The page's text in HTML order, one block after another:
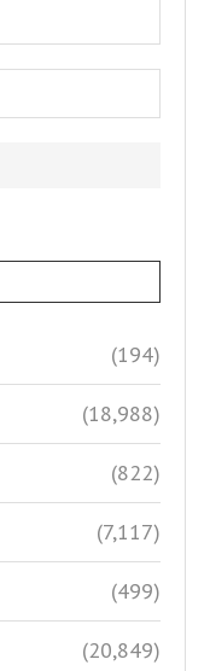
(194)
(18,988)
(822)
(7,117)
(499)
(20,849)